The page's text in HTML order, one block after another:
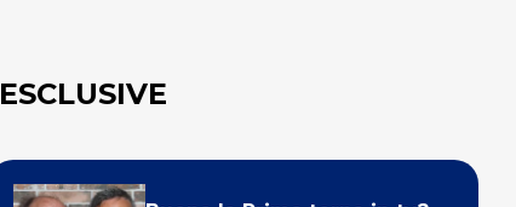
ESCLUSIVE